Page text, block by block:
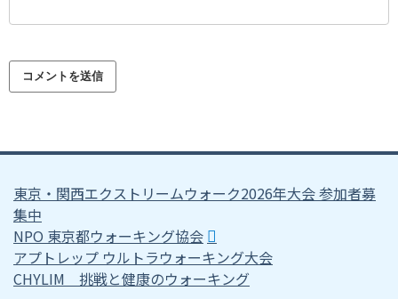
東京・関西エクストリームウォーク2026年大会 参加者募
集中
NPO 東京都ウォーキング協会
アプトレップ ウルトラウォーキング大会
CHYLIM 挑戦と健康のウォーキング